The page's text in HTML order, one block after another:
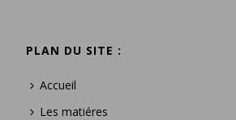
PLAN DU SITE :
Accueil
Les matiéres